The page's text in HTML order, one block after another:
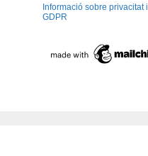
Informació sobre privacitat i
GDPR